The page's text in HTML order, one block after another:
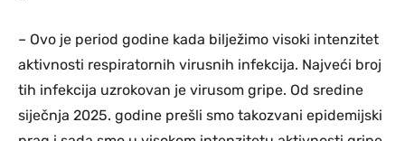
– Ovo je period godine kada bilježimo visoki intenzitet
aktivnosti respiratornih virusnih infekcija. Najveći broj
tih infekcija uzrokovan je virusom gripe. Od sredine
siječnja 2025. godine prešli smo takozvani epidemijski